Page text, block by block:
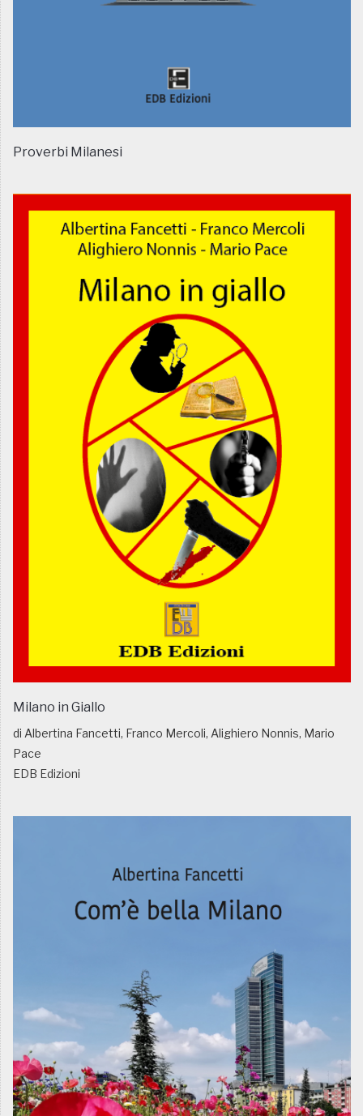
Proverbi Milanesi
Milano in Giallo
di Albertina Fancetti, Franco Mercoli, Alighiero Nonnis, Mario
Pace
EDB Edizioni